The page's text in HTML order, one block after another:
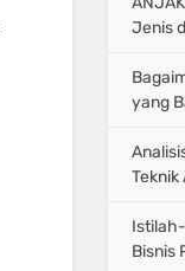
Jenis
yang
Teknik
Bisnis